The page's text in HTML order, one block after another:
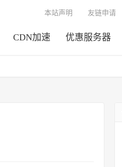
CDN加速 优惠服务器
本站声明 友链申请